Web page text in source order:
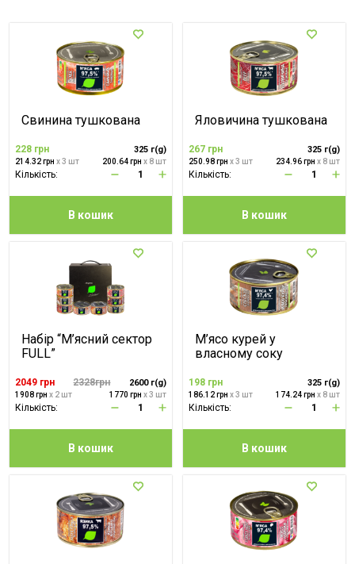
Свинина тушкована
228 грн 325 г(g)
214.32 грн x 3 шт 200.64 грнx 8 шт
Кількість:
В кошик
Яловичина тушкована
267 грн 325 г(g)
250.98 грн x 3 шт 234.96 грнx 8 шт
Кількість:
В кошик
Набір “М’ясний сектор
FULL”
2049 грн 2328грн 2600 г(g)
1908 грн x 2 шт 1770 грнx 3 шт
Кількість:
В кошик
М’ясо курей у
власному соку
198 грн 325 г(g)
186.12 грн x 3 шт 174.24 грнx 8 шт
Кількість:
В кошик